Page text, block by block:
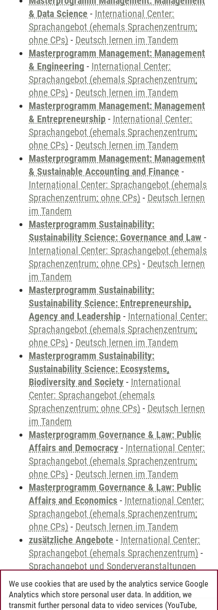
& Data Science - International Center:
Sprachangebot (ehemals Sprachenzentrum;
ohne CPs) - Deutsch lernen im Tandem
Masterprogramm Management: Management
& Engineering - International Center:
Sprachangebot (ehemals Sprachenzentrum;
ohne CPs) - Deutsch lernen im Tandem
Masterprogramm Management: Management
& Entrepreneurship - International Center:
Sprachangebot (ehemals Sprachenzentrum;
ohne CPs) - Deutsch lernen im Tandem
Masterprogramm Management: Management
& Sustainable Accounting and Finance -
International Center: Sprachangebot (ehemals
Sprachenzentrum; ohne CPs) - Deutsch lernen
im Tandem
Masterprogramm Sustainability:
Sustainability Science: Governance and Law -
International Center: Sprachangebot (ehemals
Sprachenzentrum; ohne CPs) - Deutsch lernen
im Tandem
Masterprogramm Sustainability:
Sustainability Science: Entrepreneurship,
Agency and Leadership - International Center:
Sprachangebot (ehemals Sprachenzentrum;
ohne CPs) - Deutsch lernen im Tandem
Masterprogramm Sustainability:
Sustainability Science: Ecosystems,
Biodiversity and Society - International
Center: Sprachangebot (ehemals
Sprachenzentrum; ohne CPs) - Deutsch lernen
im Tandem
Masterprogramm Governance & Law: Public
Affairs and Democracy - International Center:
Sprachangebot (ehemals Sprachenzentrum;
ohne CPs) - Deutsch lernen im Tandem
Masterprogramm Governance & Law: Public
Affairs and Economics - International Center:
Sprachangebot (ehemals Sprachenzentrum;
ohne CPs) - Deutsch lernen im Tandem
zusätzliche Angebote - International Center:
Sprachangebot (ehemals Sprachenzentrum) -
Sprachangebot und Sonderveranstaltungen
We use cookies that are used by the analytics service Google
Analytics which store personal user data. In addition, we
transmit further personal data to video services (YouTube,